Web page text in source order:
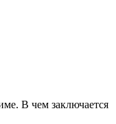
В чем заключается